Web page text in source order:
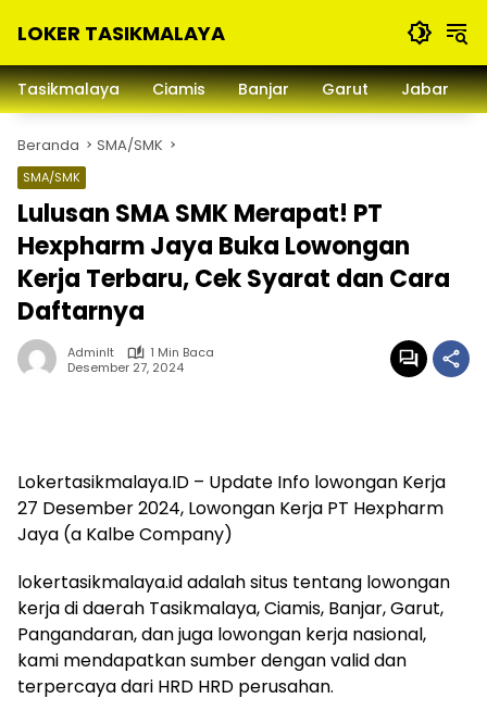
LOKER TASIKMALAYA
Lowongan
Kerja
dan
Sekitarna
Tasikmalaya Ciamis Banjar Garut Jabar
Beranda SMA/SMK
SMA/SMK
Lulusan SMA SMK Merapat! PT
Hexpharm Jaya Buka Lowongan
Kerja Terbaru, Cek Syarat dan Cara
Daftarnya
Adminlt
1 Min Baca
Desember 27, 2024
Lokertasikmalaya.ID – Update Info lowongan Kerja
27 Desember 2024, Lowongan Kerja PT Hexpharm
Jaya (a Kalbe Company)
lokertasikmalaya.id adalah situs tentang lowongan
kerja di daerah Tasikmalaya, Ciamis, Banjar, Garut,
Pangandaran, dan juga lowongan kerja nasional,
kami mendapatkan sumber dengan valid dan
terpercaya dari HRD HRD perusahan.